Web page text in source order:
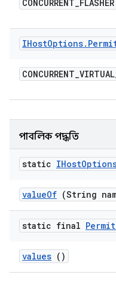
CONCURRENT_FLASHER
IHostOptions.
CONCURRENT_VIRTUAL
পাবলিক পদ্ধতি
static IHost
valueOf (String
static final Permit
values ()